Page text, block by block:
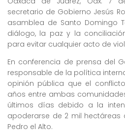
secretario de Gobierno Jesús
asamblea de Santo Domingo
diálogo, la paz y la
para evitar cualquier acto de
En conferencia de prensa del
responsable de la política
opinión pública que el
años entre ambas
últimos días debido a la
apoderarse de 2 mil hectáreas
Pedro el Alto.